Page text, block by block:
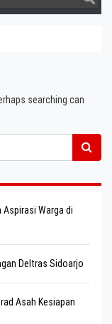
searching can
Aspirasi Warga di
Deltras Sidoarjo
Asah Kesiapan